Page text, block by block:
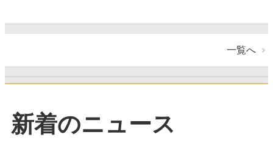
一覧へ
新着のニュース